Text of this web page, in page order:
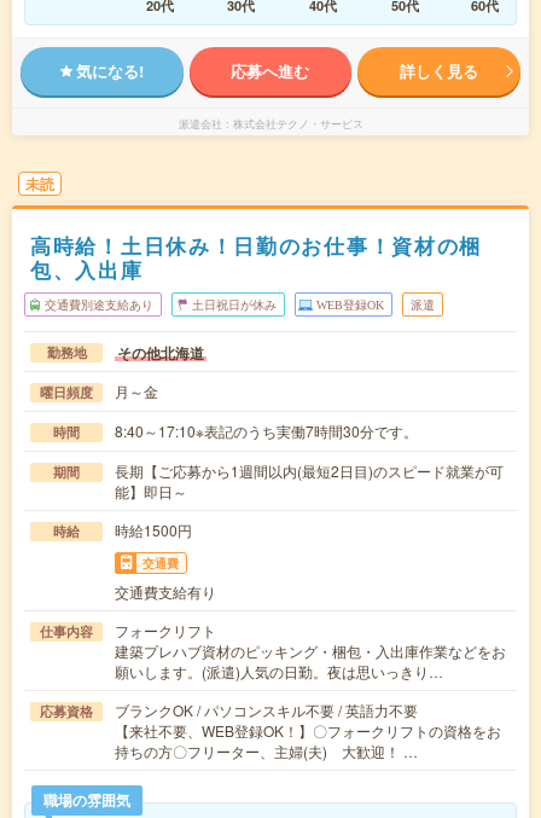
20代 30代 40代 50代 60代
気になる! 応募へ進む 詳しく見る
派遣会社 株式会社テクノ・サービス
未読
高時給！土日休み！日勤のお仕事！資材の梱
包、入出庫
交通費別途支給あり 土日祝日が休み WEB登録OK 派遣
勤務地 その他北海道
曜日頻度 月～金
時間 8:40～17:10※表記のうち実働7時間30分です。
期間
長期【ご応募から1週間以内(最短2日目)のスピード就業が可
能】即日～
時給 時給1500円
交通費
交通費支給有り
仕事内容
フォークリフト
建築プレハブ資材のピッキング・梱包・入出庫作業などをお
願いします。(派遣)人気の日勤。夜は思いっきり…
応募資格
ブランクOK / パソコンスキル不要 / 英語力不要
【来社不要、WEB登録OK！】〇フォークリフトの資格をお
持ちの方〇フリーター、主婦(夫) 大歓迎！ …
職場の雰囲気